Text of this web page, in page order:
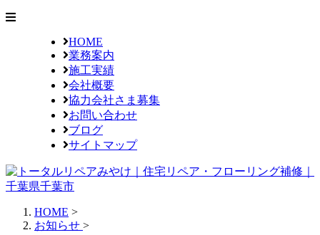
HOME
業務案内
施工実績
会社概要
協力会社さま募集
お問い合わせ
ブログ
サイトマップ
HOME >
お知らせ >